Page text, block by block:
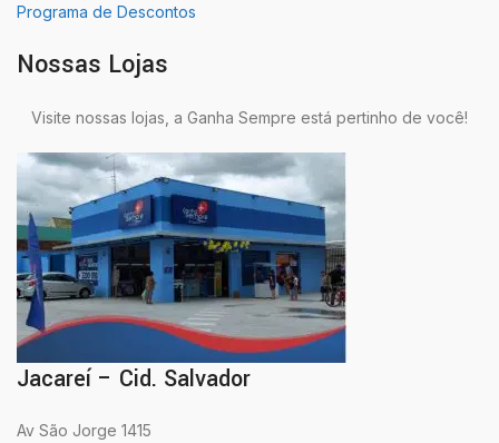
Programa de Descontos
Nossas Lojas
Visite nossas lojas, a Ganha Sempre está pertinho de você!
Jacareí – Cid. Salvador
Av São Jorge 1415